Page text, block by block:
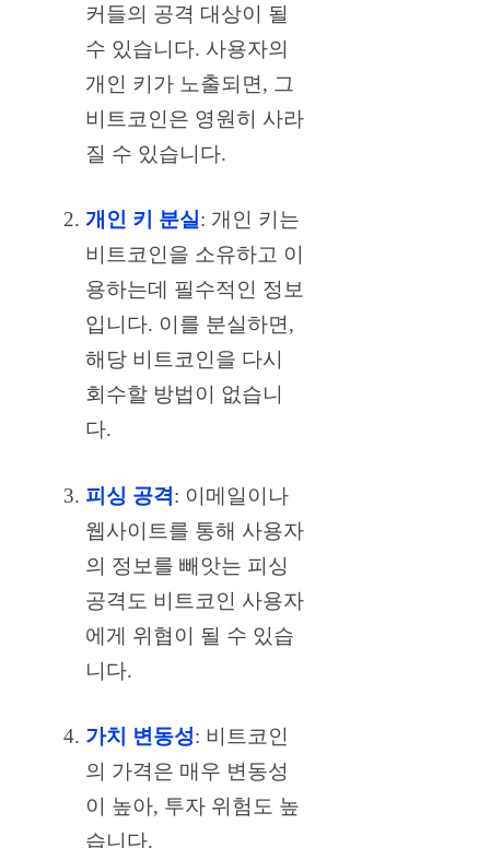
커들의 공격 대상이 될
수 있습니다. 사용자의
개인 키가 노출되면, 그
비트코인은 영원히 사라
질 수 있습니다.
개인 키 분실: 개인 키는
비트코인을 소유하고 이
용하는데 필수적인 정보
입니다. 이를 분실하면,
해당 비트코인을 다시
회수할 방법이 없습니
다.
피싱 공격 : 이메일이나
웹사이트를 통해 사용자
의 정보를 빼앗는 피싱
공격도 비트코인 사용자
에게 위협이 될 수 있습
니다.
가치 변동성: 비트코인
의 가격은 매우 변동성
이 높아, 투자 위험도 높
습니다.